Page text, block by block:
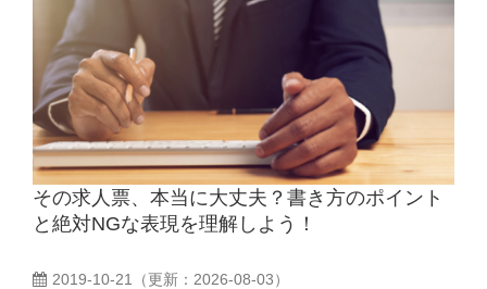
その求人票、本当に大丈夫？書き方のポイント
と絶対NGな表現を理解しよう！
2019-10-21 （更新： 2026-08-03）